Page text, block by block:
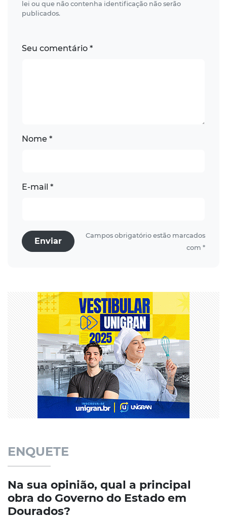
lei ou que não contenha identificação não serão
publicados.
Seu comentário *
Nome *
E-mail *
Enviar
Campos obrigatório estão marcados
com *
ENQUETE
Na sua opinião, qual a principal
obra do Governo do Estado em
Dourados?